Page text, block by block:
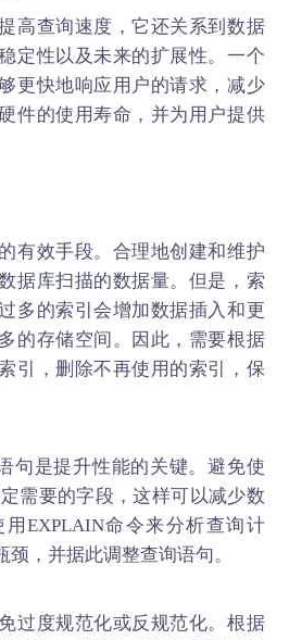
高查询速度，它还关系到数据
定性以及未来的扩展性。一个
更快地响应用户的请求，减少
件的使用寿命，并为用户提供
有效手段。合理地创建和维护
据库扫描的数据量。但是，索
多的索引会增加数据插入和更
的存储空间。因此，需要根据
引，删除不再使用的索引，保
句是提升性能的关键。避免使
需要的字段，这样可以减少数
EXPLAIN命令来分析查询计
，并据此调整查询语句。
过度规范化或反规范化。根据